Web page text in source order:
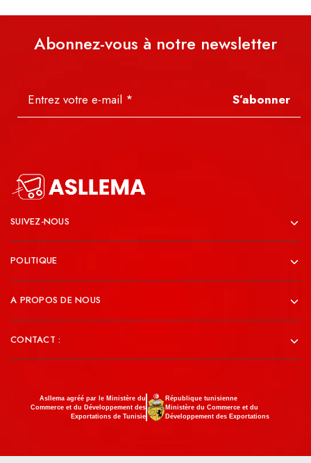
Abonnez-vous à notre newsletter
S’abonner
SUIVEZ-NOUS
POLITIQUE
A PROPOS DE NOUS
CONTACT :
Asllema agréé par le Ministère du
Commerce et du Développement des
Exportations de Tunisie
République tunisienne
Ministère du Commerce et du
Développement des Exportations